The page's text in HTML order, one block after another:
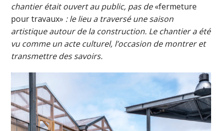
chantier était ouvert au public, pas de«fermeture
pour travaux» : le lieu a traversé une saison
artistique autour de la construction. Le chantier a été
vu comme un acte culturel, l’occasion de montrer et
transmettre des savoirs.